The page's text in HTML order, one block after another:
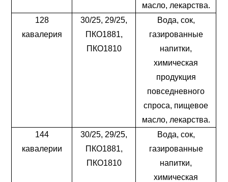
масло, лекарства.
128
кавалерия
30/25, 29/25,
ПКО1881,
ПКО1810
Вода, сок,
газированные
напитки,
химическая
продукция
повседневного
спроса, пищевое
масло, лекарства.
144
кавалерии
30/25, 29/25,
ПКО1881,
ПКО1810
Вода, сок,
газированные
напитки,
химическая